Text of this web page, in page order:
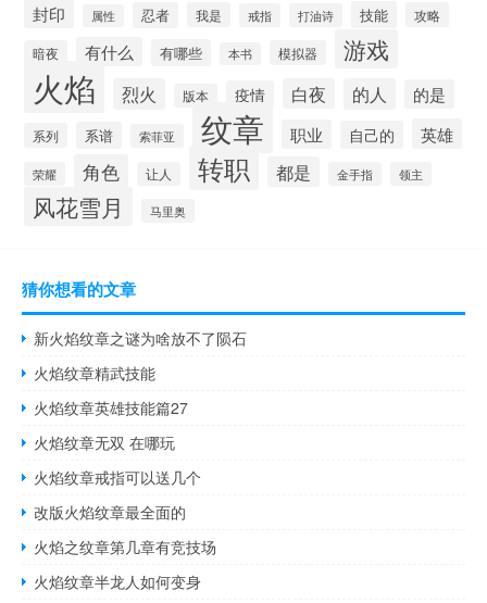
封印 属性 忍者 我是 戒指 打油诗 技能 攻略
暗夜 有什么 有哪些 本书 模拟器 游戏
火焰 烈火 版本 疫情 白夜 的人 的是
系列 系谱 索菲亚 纹章 职业 自己的 英雄
荣耀 角色 让人 转职 都是 金手指 领主
风花雪月 马里奥
猜你想看的文章
新火焰纹章之谜为啥放不了陨石
火焰纹章精武技能
火焰纹章英雄技能篇27
火焰纹章无双 在哪玩
火焰纹章戒指可以送几个
改版火焰纹章最全面的
火焰之纹章第几章有竞技场
火焰纹章半龙人如何变身